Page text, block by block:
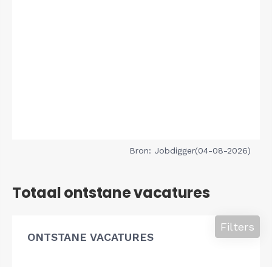
Bron: Jobdigger(04-08-2026)
Totaal ontstane vacatures
ONTSTANE VACATURES
Filters